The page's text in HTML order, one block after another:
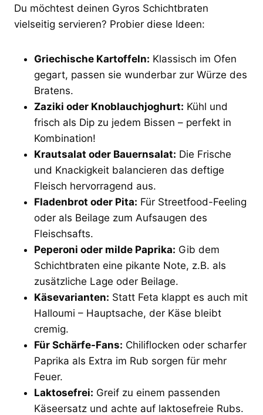
Du möchtest deinen Gyros Schichtbraten
vielseitig servieren? Probier diese Ideen:
Griechische Kartoffeln: Klassisch im Ofen
gegart, passen sie wunderbar zur Würze des
Bratens.
Zaziki oder Knoblauchjoghurt: Kühl und
frisch als Dip zu jedem Bissen – perfekt in
Kombination!
Krautsalat oder Bauernsalat: Die Frische
und Knackigkeit balancieren das deftige
Fleisch hervorragend aus.
Fladenbrot oder Pita: Für Streetfood-Feeling
oder als Beilage zum Aufsaugen des
Fleischsafts.
Peperoni oder milde Paprika: Gib dem
Schichtbraten eine pikante Note, z.B. als
zusätzliche Lage oder Beilage.
Käsevarianten: Statt Feta klappt es auch mit
Halloumi – Hauptsache, der Käse bleibt
cremig.
Für Schärfe-Fans: Chiliflocken oder scharfer
Paprika als Extra im Rub sorgen für mehr
Feuer.
Laktosefrei: Greif zu einem passenden
Käseersatz und achte auf laktosefreie Rubs.